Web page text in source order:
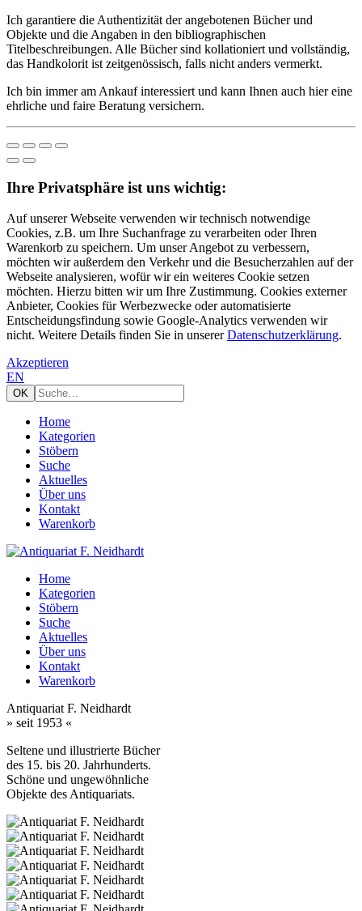
Ich garantiere die Authentizität der angebotenen Bücher und
Objekte und die Angaben in den bibliographischen
Titelbeschreibungen. Alle Bücher sind kollationiert und vollständig,
das Handkolorit ist zeitgenössisch, falls nicht anders vermerkt.
Ich bin immer am Ankauf interessiert und kann Ihnen auch hier eine
ehrliche und faire Beratung versichern.
Ihre Privatsphäre ist uns wichtig:
Auf unserer Webseite verwenden wir technisch notwendige
Cookies, z.B. um Ihre Suchanfrage zu verarbeiten oder Ihren
Warenkorb zu speichern. Um unser Angebot zu verbessern,
möchten wir außerdem den Verkehr und die Besucherzahlen auf der
Webseite analysieren, wofür wir ein weiteres Cookie setzen
möchten. Hierzu bitten wir um Ihre Zustimmung. Cookies externer
Anbieter, Cookies für Werbezwecke oder automatisierte
Entscheidungsfindung sowie Google-Analytics verwenden wir
nicht. Weitere Details finden Sie in unsererDatenschutzerklärung.
Akzeptieren
EN
Home
Kategorien
Stöbern
Suche
Aktuelles
Über uns
Kontakt
Warenkorb
Home
Kategorien
Stöbern
Suche
Aktuelles
Über uns
Kontakt
Warenkorb
Antiquariat F. Neidhardt
» seit 1953 «
Seltene und illustrierte Bücher
des 15. bis 20. Jahrhunderts.
Schöne und ungewöhnliche
Objekte des Antiquariats.